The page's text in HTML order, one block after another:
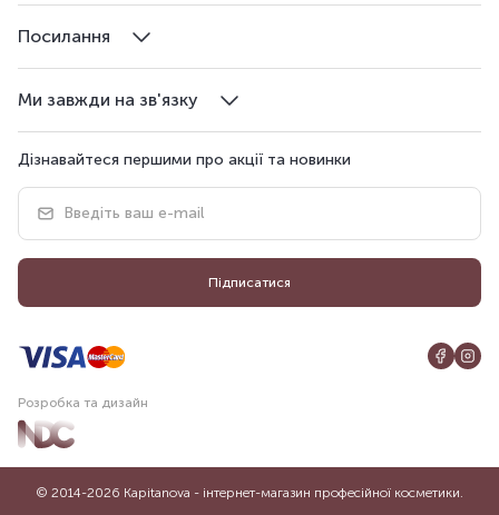
Ми завжди на зв'язку
Посилання
Дізнавайтеся першими про акції та новинки
Підписатися
Розробка та дизайн
© 2014-2026 Kapitanova - інтернет-магазин професійної косметики.